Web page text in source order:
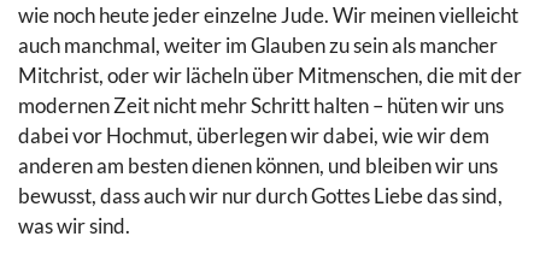
wie noch heute jeder einzelne Jude. Wir meinen vielleicht
auch manchmal, weiter im Glauben zu sein als mancher
Mitchrist, oder wir lächeln über Mitmenschen, die mit der
modernen Zeit nicht mehr Schritt halten – hüten wir uns
dabei vor Hochmut, überlegen wir dabei, wie wir dem
anderen am besten dienen können, und bleiben wir uns
bewusst, dass auch wir nur durch Gottes Liebe das sind,
was wir sind.